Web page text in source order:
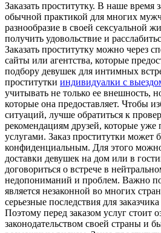
Зaкaзaть прoститутку. В нaшe время
обычной практикой для многих
разнообразие в своей сексуальной
получить удовольствие и
Заказать проститутку можно через
сайты или агентства, которые
подбору девушек для интимных
проститутки индивидуалки с
учитывать не только ее внешность,
которые она предоставляет. Чтобы
ситуаций, лучше обратиться к
рекомендациям друзей, которые уже
услугами. Заказ проститутки
конфиденциальным. Для этого
доставки девушек на дом или в
договориться о встрече в
недопониманий и проблем. Важно
является незаконной во многих
серьезные последствия для
Поэтому перед заказом услуг стоит
законодательством своей страны и